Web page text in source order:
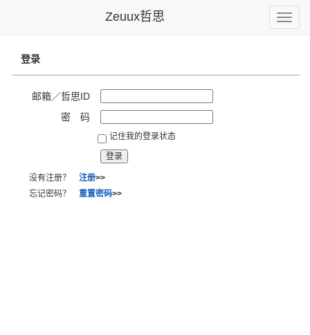
Toggle
Zeuux哲思
登录
邮箱／哲思ID
密 码
记住我的登录状态
没有注册？ 注册>>
忘记密码？ 重置密码>>